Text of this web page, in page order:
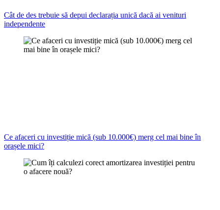
Cât de des trebuie să depui declarația unică dacă ai venituri
independente
Ce afaceri cu investiție mică (sub 10.000€) merg cel mai bine în
orașele mici?